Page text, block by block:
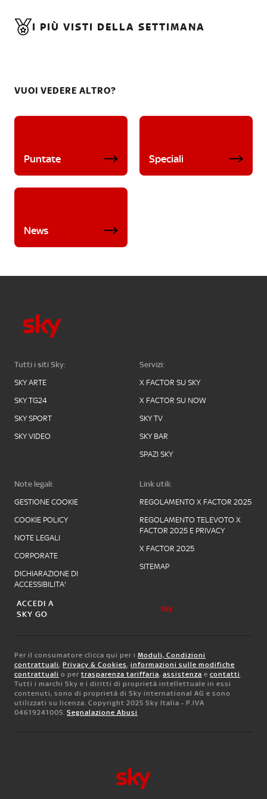
I PIÙ VISTI DELLA SETTIMANA
VUOI VEDERE ALTRO?
Puntate Speciali
News
Tutti i siti Sky:
SKY ARTE
SKY TG24
SKY SPORT
SKY VIDEO
Servizi:
X FACTOR SU SKY
X FACTOR SU NOW
SKY TV
SKY BAR
SPAZI SKY
Note legali:
GESTIONE COOKIE
COOKIE POLICY
NOTE LEGALI
CORPORATE
DICHIARAZIONE DI
ACCESSIBILITA'
Link utili:
REGOLAMENTO X FACTOR 2025
REGOLAMENTO TELEVOTO X
FACTOR 2025 E PRIVACY
X FACTOR 2025
SITEMAP
ACCEDI A
SKY GO
Per il consumatore clicca qui per i Moduli, Condizioni
contrattuali, Privacy & Cookies, informazioni sulle modifiche
contrattuali o per trasparenza tariffaria, assistenza e contatti.
Tutti i marchi Sky e i diritti di proprietà intellettuale in essi
contenuti, sono di proprietà di Sky international AG e sono
utilizzati su licenza. Copyright 2025 Sky Italia - P.IVA
04619241005. Segnalazione Abusi